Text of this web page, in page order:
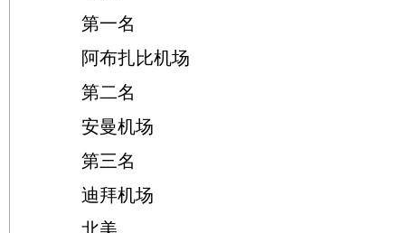
第一名
阿布扎比机场
第二名
安曼机场
第三名
迪拜机场